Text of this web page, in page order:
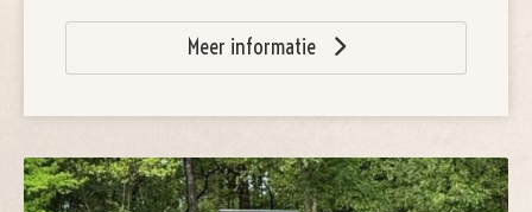
Meer informatie